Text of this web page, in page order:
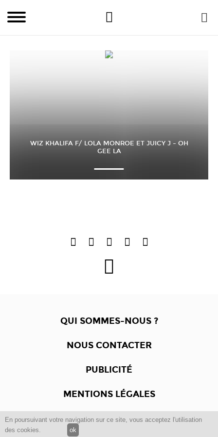
En poursuivant votre navigation sur ce site, vous acceptez l'utilisation
des cookies.
ok
WIZ KHALIFA F/ LOLA MONROE ET JUICY J – OH
GEE LA
QUI SOMMES-NOUS ?
NOUS CONTACTER
PUBLICITÉ
MENTIONS LÉGALES
Copyright © 2012 -2017Dewalgo- Tous droits réservés.